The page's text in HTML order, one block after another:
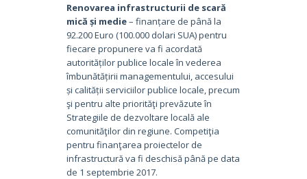
Renovarea infrastructurii de scară
mică și medie– finanțare de până la
92.200 Euro (100.000 dolari SUA) pentru
fiecare propunere va fi acordată
autorităților publice locale în vederea
îmbunătățirii managementului, accesului
și calității serviciilor publice locale, precum
şi pentru alte priorităţi prevăzute în
Strategiile de dezvoltare locală ale
comunităţilor din regiune. Competiţia
pentru finanţarea proiectelor de
infrastructură va fi deschisă până pe data
de 1 septembrie 2017.